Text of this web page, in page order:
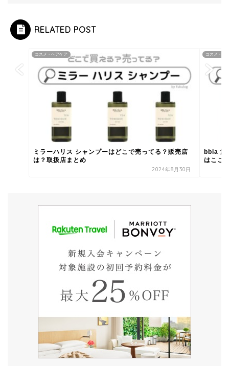
RELATED POST
コスメ・ヘアケア
ミラーハリス シャンプーはどこで売ってる？販売店
は？取扱店まとめ
2024年8月30日
コスメ・ヘ
bbia 涙
はここ